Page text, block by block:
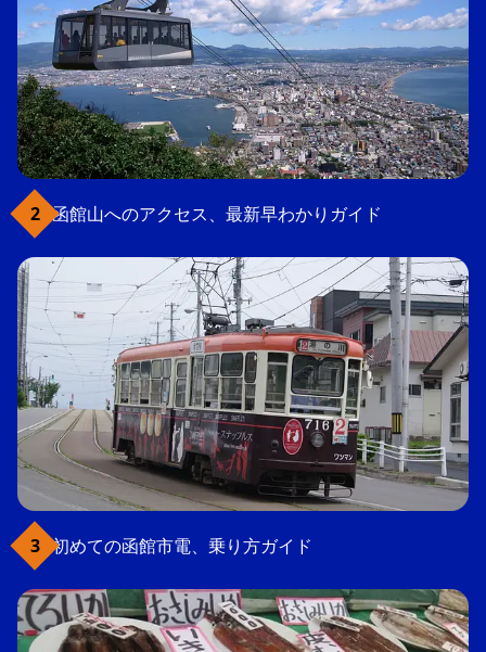
函館山へのアクセス、最新早わかりガイド
初めての函館市電、乗り方ガイド